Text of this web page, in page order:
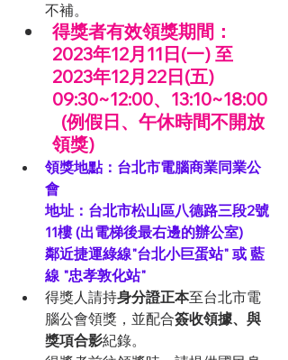
不補。
得獎者有效領獎期間：
2023年12月11日(一) 至
2023年12月22日(五)
09:30~12:00、13:10~18:00
領獎)
領獎地點：台北市電腦商業同業公
會
地址：台北市松山區八德路三段2號
11樓 (出電梯後最右邊的辦公室)
鄰近捷運綠線"台北小巨蛋站" 或 藍
線 "忠孝敦化站"
得獎人請持身分證正本至台北市電
腦公會領獎，並配合簽收領據、與
獎項合影紀錄。